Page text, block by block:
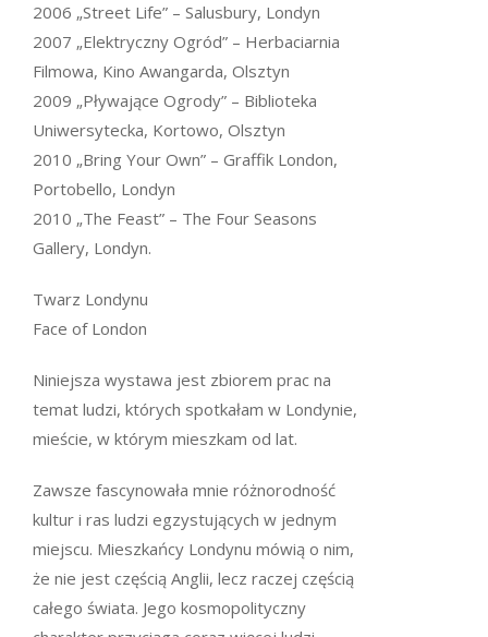
2006 „Street Life” – Salusbury, Londyn
2007 „Elektryczny Ogród” – Herbaciarnia
Filmowa, Kino Awangarda, Olsztyn
2009 „Pływające Ogrody” – Biblioteka
Uniwersytecka, Kortowo, Olsztyn
2010 „Bring Your Own” – Graffik London,
Portobello, Londyn
2010 „The Feast” – The Four Seasons
Gallery, Londyn.
Twarz Londynu
Face of London
Niniejsza wystawa jest zbiorem prac na
temat ludzi, których spotkałam w Londynie,
mieście, w którym mieszkam od lat.
Zawsze fascynowała mnie różnorodność
kultur i ras ludzi egzystujących w jednym
miejscu. Mieszkańcy Londynu mówią o nim,
że nie jest częścią Anglii, lecz raczej częścią
całego świata. Jego kosmopolityczny